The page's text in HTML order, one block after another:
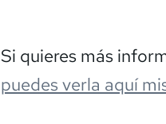
Si quieres más
puedes verla aquí